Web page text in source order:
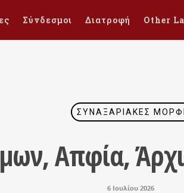
Σύνδεσμοι Διατροφή Other
ΣΥΝΑΞΑΡΙΑΚΈΣ
Απφία,
6 Ιουλίου 2026